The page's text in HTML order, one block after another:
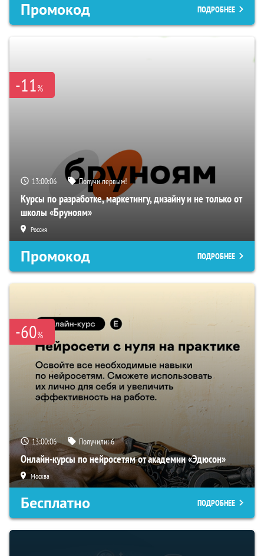
Промокод ПОДРОБНЕЕ
-11%
13:00:05 Получи первым!
Курсы по разработке, маркетингу, дизайну и не только от
школы «Бруноям»
Россия
Промокод ПОДРОБНЕЕ
-60%
13:00:05 Получили:6
Онлайн-курсы по нейросетям от академии «Эдюсон»
Москва
Бесплатно ПОДРОБНЕЕ